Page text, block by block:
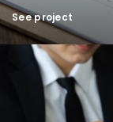
See project